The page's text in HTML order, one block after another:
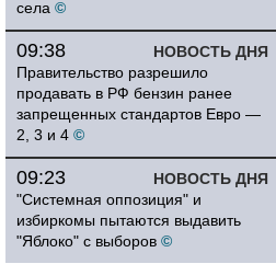
села ©
НОВОСТЬ ДНЯ
09:38
Правительство разрешило
продавать в РФ бензин ранее
запрещенных стандартов Евро —
2, 3 и 4 ©
НОВОСТЬ ДНЯ
09:23
"Системная оппозиция" и
избиркомы пытаются выдавить
"Яблоко" с выборов ©